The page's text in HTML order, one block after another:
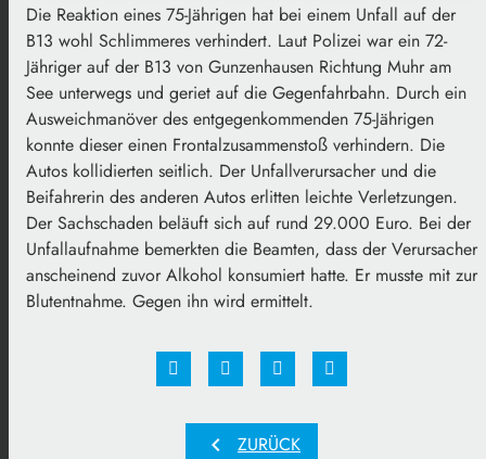
Die Reaktion eines 75-Jährigen hat bei einem Unfall auf der
B13 wohl Schlimmeres verhindert. Laut Polizei war ein 72-
Jähriger auf der B13 von Gunzenhausen Richtung Muhr am
See unterwegs und geriet auf die Gegenfahrbahn. Durch ein
Ausweichmanöver des entgegenkommenden 75-Jährigen
konnte dieser einen Frontalzusammenstoß verhindern. Die
Autos kollidierten seitlich. Der Unfallverursacher und die
Beifahrerin des anderen Autos erlitten leichte Verletzungen.
Der Sachschaden beläuft sich auf rund 29.000 Euro. Bei der
Unfallaufnahme bemerkten die Beamten, dass der Verursacher
anscheinend zuvor Alkohol konsumiert hatte. Er musste mit zur
Blutentnahme. Gegen ihn wird ermittelt.
chevron_left ZURÜCK